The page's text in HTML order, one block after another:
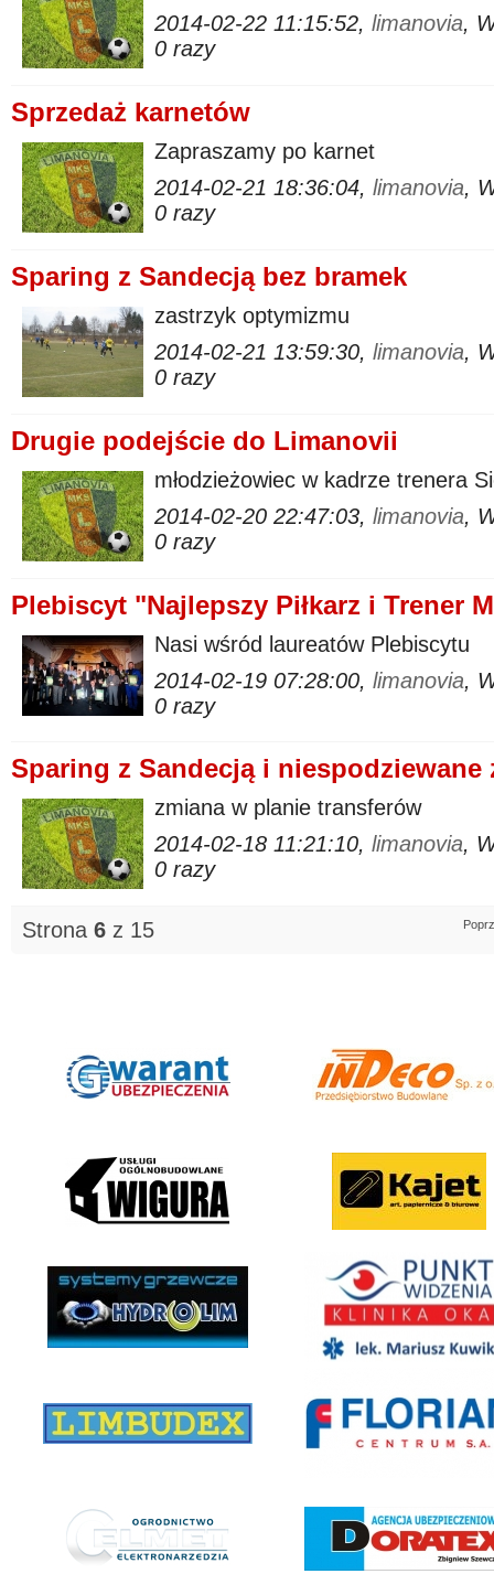
2014-02-22 11:15:52, limanovia,
0 razy
Sprzedaż karnetów
Zapraszamy po karnet
2014-02-21 18:36:04, limanovia,
0 razy
Sparing z Sandecją bez bramek
zastrzyk optymizmu
2014-02-21 13:59:30, limanovia,
0 razy
Drugie podejście do Limanovii
młodzieżowiec w kadrze trenera
2014-02-20 22:47:03, limanovia,
0 razy
Plebiscyt "Najlepszy Piłkarz i Trener
Nasi wśród laureatów Plebiscytu
2014-02-19 07:28:00, limanovia,
0 razy
Sparing z Sandecją i
zmiana w planie transferów
2014-02-18 11:21:10, limanovia,
0 razy
Strona 6 z 15